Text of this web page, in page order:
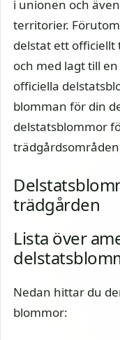
i unionen och
territorier.
delstat ett officiellt
och med lagt till
officiella
blomman för din
delstatsblommor
trädgården
Lista över
Nedan hittar du
blommor: